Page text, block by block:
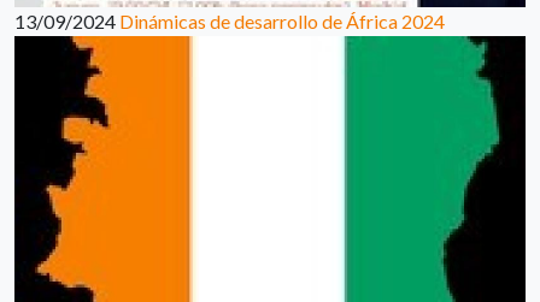
13/09/2024 Dinámicas de desarrollo de África 2024